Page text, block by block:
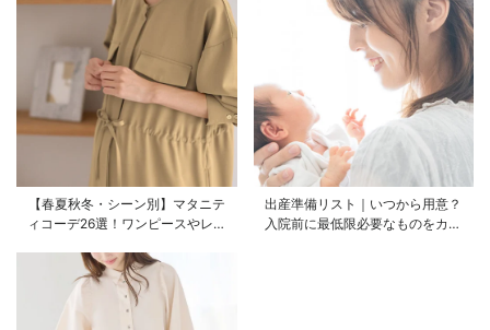
【春夏秋冬・シーン別】マタニテ
ィコーデ26選！ワンピースやレギ
出産準備リスト｜いつから用意？
入院前に最低限必要なものをカテ